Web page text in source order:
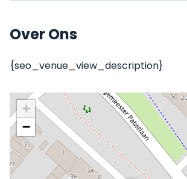
Over Ons
{seo_venue_view_description}
+
−